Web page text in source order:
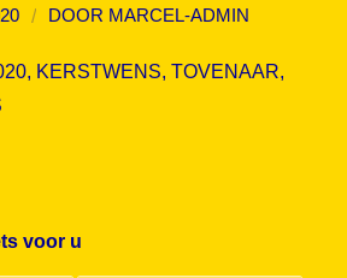
/ DOOR MARCEL-ADMIN
, KERSTWENS, TOVENAAR,
voor u